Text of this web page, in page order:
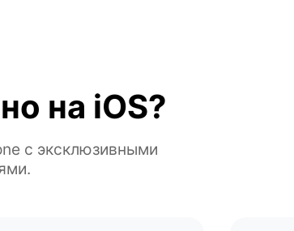
на iOS?
с эксклюзивными